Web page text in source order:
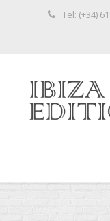
Tel: (+34)